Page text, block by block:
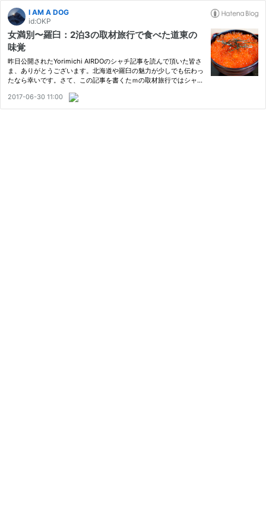
I AM A DOG
id:OKP
女満別〜羅臼：2泊3の取材旅行で食べた道東の
味覚
昨日公開されたYorimichi AIRDOのシャチ記事を読んで頂いた皆さ
ま、ありがとうございます。北海道や羅臼の魅力が少しでも伝わっ
たなら幸いです。さて、この記事を書くたｍの取材旅行ではシャチ
2泊3日のスケジュールを組みました。気まぐれな自然が相手とい
う…
2017-06-30 11:00